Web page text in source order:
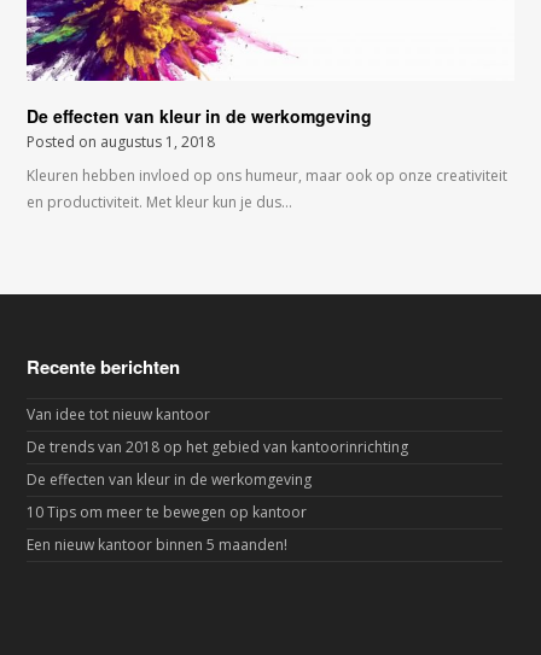
De effecten van kleur in de werkomgeving
Posted on augustus 1, 2018
Kleuren hebben invloed op ons humeur, maar ook op onze creativiteit
en productiviteit. Met kleur kun je dus…
Recente berichten
Van idee tot nieuw kantoor
De trends van 2018 op het gebied van kantoorinrichting
De effecten van kleur in de werkomgeving
10 Tips om meer te bewegen op kantoor
Een nieuw kantoor binnen 5 maanden!